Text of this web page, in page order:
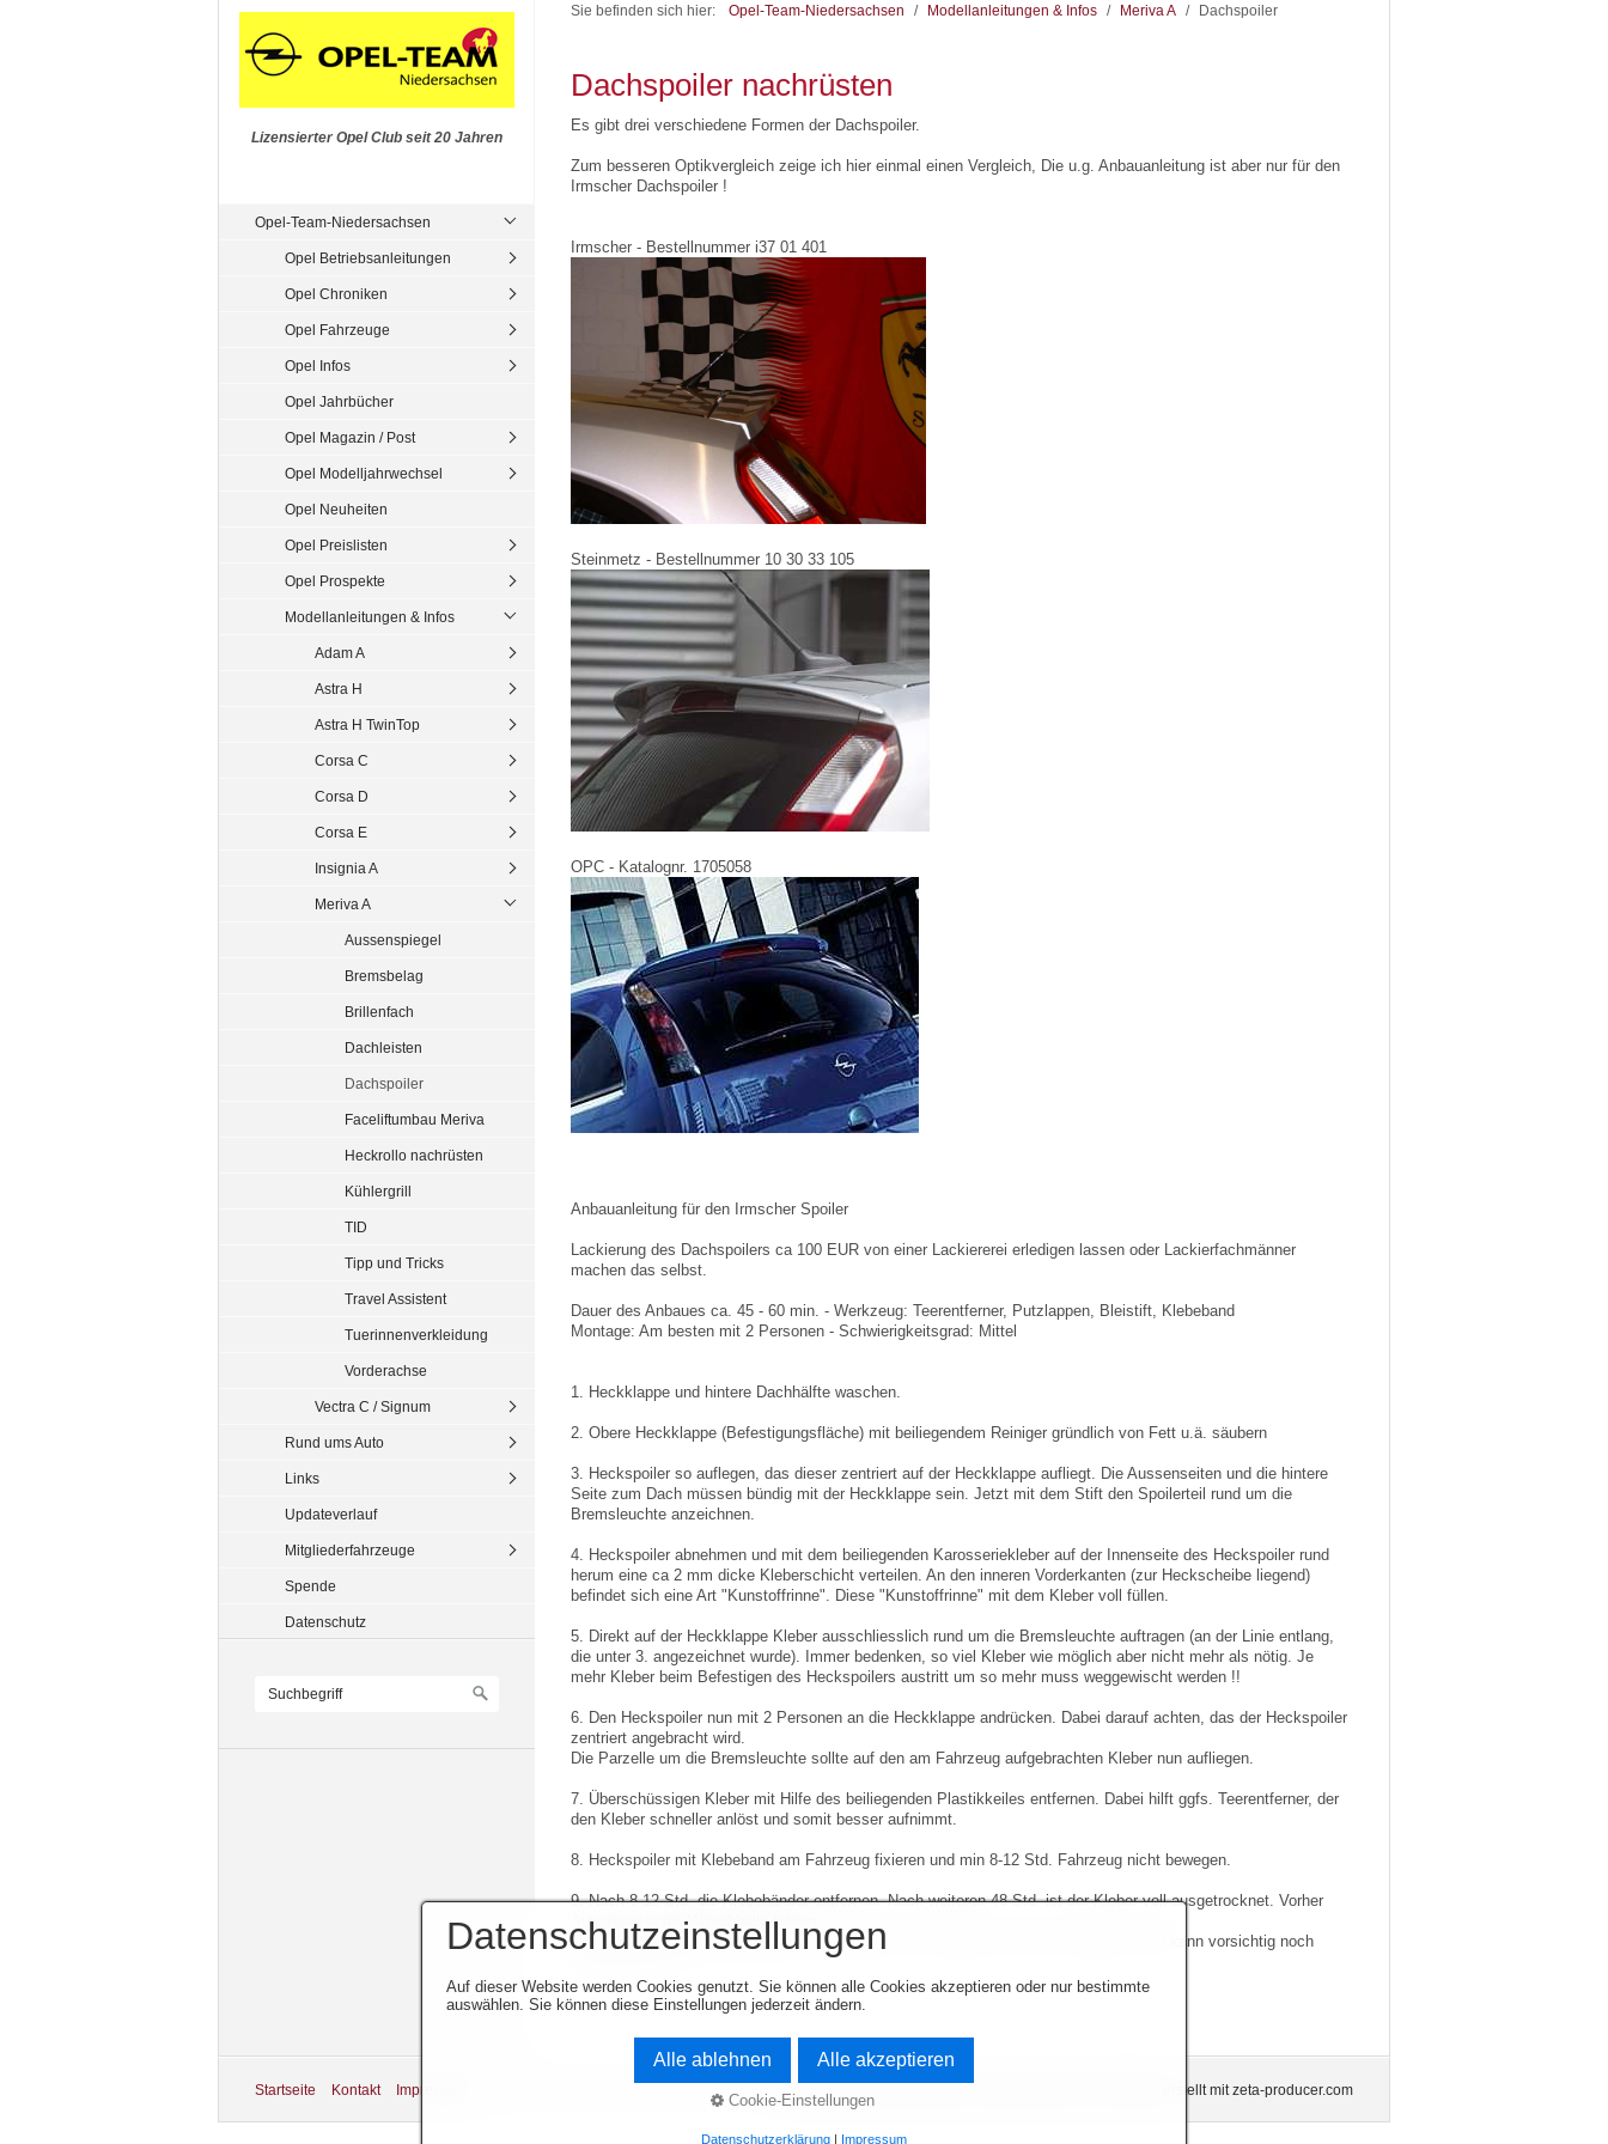
Lizensierter Opel Club seit 20 Jahren
Opel-Team-Niedersachsen
Opel Betriebsanleitungen
Opel Chroniken
Opel Fahrzeuge
Opel Infos
Opel Jahrbücher
Opel Magazin / Post
Opel Modelljahrwechsel
Opel Neuheiten
Opel Preislisten
Opel Prospekte
Modellanleitungen & Infos
Adam A
Astra H
Astra H TwinTop
Corsa C
Corsa D
Corsa E
Insignia A
Meriva A
Aussenspiegel
Bremsbelag
Brillenfach
Dachleisten
Dachspoiler
Faceliftumbau Meriva
Heckrollo nachrüsten
Kühlergrill
TID
Tipp und Tricks
Travel Assistent
Tuerinnenverkleidung
Vorderachse
Vectra C / Signum
Rund ums Auto
Links
Updateverlauf
Mitgliederfahrzeuge
Spende
Datenschutz
Sie befinden sich hier: Opel-Team-Niedersachsen / Modellanleitungen & Infos / Meriva A / Dachspoiler
Dachspoiler nachrüsten
Es gibt drei verschiedene Formen der Dachspoiler.
Zum besseren Optikvergleich zeige ich hier einmal einen Vergleich, Die u.g. Anbauanleitung ist aber nur für den
Irmscher Dachspoiler !
Irmscher - Bestellnummer i37 01 401
Steinmetz - Bestellnummer 10 30 33 105
OPC - Katalognr. 1705058
Anbauanleitung für den Irmscher Spoiler
Lackierung des Dachspoilers ca 100 EUR von einer Lackiererei erledigen lassen oder Lackierfachmänner
machen das selbst.
Dauer des Anbaues ca. 45 - 60 min. - Werkzeug: Teerentferner, Putzlappen, Bleistift, Klebeband
Montage: Am besten mit 2 Personen - Schwierigkeitsgrad: Mittel
1. Heckklappe und hintere Dachhälfte waschen.
2. Obere Heckklappe (Befestigungsfläche) mit beiliegendem Reiniger gründlich von Fett u.ä. säubern
3. Heckspoiler so auflegen, das dieser zentriert auf der Heckklappe aufliegt. Die Aussenseiten und die hintere
Seite zum Dach müssen bündig mit der Heckklappe sein. Jetzt mit dem Stift den Spoilerteil rund um die
Bremsleuchte anzeichnen.
4. Heckspoiler abnehmen und mit dem beiliegenden Karosseriekleber auf der Innenseite des Heckspoiler rund
herum eine ca 2 mm dicke Kleberschicht verteilen. An den inneren Vorderkanten (zur Heckscheibe liegend)
befindet sich eine Art "Kunstoffrinne". Diese "Kunstoffrinne" mit dem Kleber voll füllen.
5. Direkt auf der Heckklappe Kleber ausschliesslich rund um die Bremsleuchte auftragen (an der Linie entlang,
die unter 3. angezeichnet wurde). Immer bedenken, so viel Kleber wie möglich aber nicht mehr als nötig. Je
mehr Kleber beim Befestigen des Heckspoilers austritt um so mehr muss weggewischt werden !!
6. Den Heckspoiler nun mit 2 Personen an die Heckklappe andrücken. Dabei darauf achten, das der Heckspoiler
zentriert angebracht wird.
Die Parzelle um die Bremsleuchte sollte auf den am Fahrzeug aufgebrachten Kleber nun aufliegen.
7. Überschüssigen Kleber mit Hilfe des beiliegenden Plastikkeiles entfernen. Dabei hilft ggfs. Teerentferner, der
den Kleber schneller anlöst und somit besser aufnimmt.
8. Heckspoiler mit Klebeband am Fahrzeug fixieren und min 8-12 Std. Fahrzeug nicht bewegen.
9. Nach 8-12 Std. die Klebebänder entfernen. Nach weiteren 48 Std. ist der Kleber voll ausgetrocknet. Vorher
Auto nicht in die Waschhalle fahren.
Jetzt ggfs. ausgetretenen Kleber noch entfernen. Der Kleber ist jetzt "Schnittfest" und kann vorsichtig noch
Startseite Kontakt Impressum Website erstellt mit zeta-producer.com
Datenschutzeinstellungen
Auf dieser Website werden Cookies genutzt. Sie können alle Cookies akzeptieren oder nur bestimmte
auswählen. Sie können diese Einstellungen jederzeit ändern.
Alle ablehnen Alle akzeptieren
Cookie-Einstellungen
Datenschutzerklärung | Impressum